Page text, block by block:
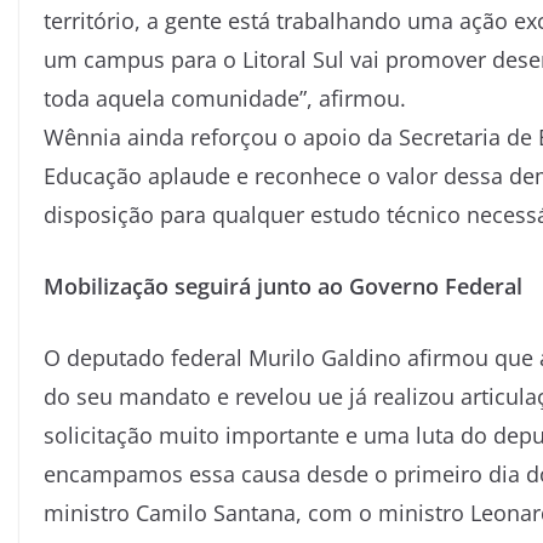
território, a gente está trabalhando uma ação
um campus para o Litoral Sul vai promover
toda aquela comunidade”, afirmou.
Wênnia ainda reforçou o apoio da Secretaria de
Educação aplaude e reconhece o valor dessa
disposição para qualquer estudo técnico
Mobilização seguirá junto ao Governo Federal
O deputado federal Murilo Galdino afirmou
do seu mandato e revelou ue já realizou
solicitação muito importante e uma luta do
encampamos essa causa desde o primeiro dia
ministro Camilo Santana, com o ministro